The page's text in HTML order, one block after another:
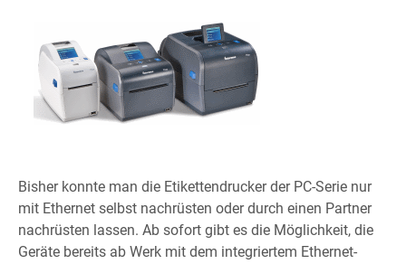
Bisher konnte man die Etikettendrucker der PC-Serie nur
mit Ethernet selbst nachrüsten oder durch einen Partner
nachrüsten lassen. Ab sofort gibt es die Möglichkeit, die
Geräte bereits ab Werk mit dem integriertem Ethernet-